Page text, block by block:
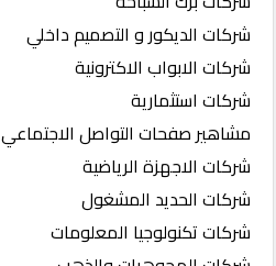
شركات الديكور و التصميم داخلي
شركات الابواب الاكترونية
شركات استثمارية
مشاهير صفحات التواصل الاجتماعي
شركات الاجهزة الرياضية
شركات الحديد المشغول
شركات تكنولوجيا المعلومات